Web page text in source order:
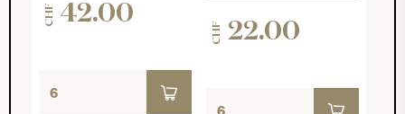
CHF 42.00
CHF 22.00